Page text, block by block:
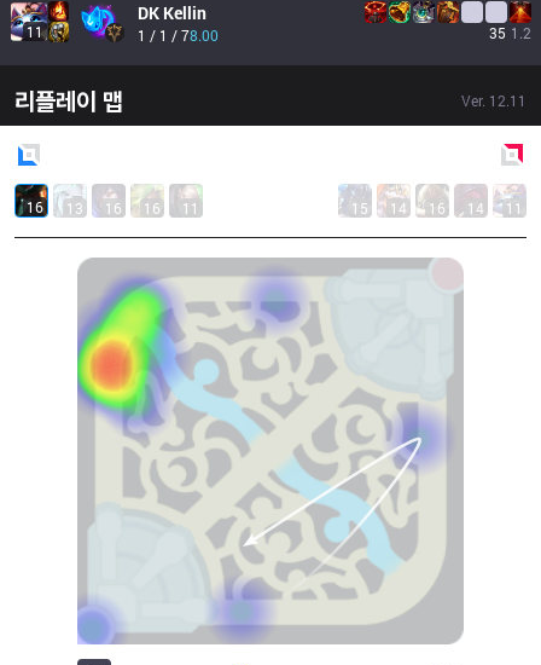
11
DK Kellin
1 / 1 / 78.00 35 1.2
리플레이 맵 Ver. 12.11
16 13 16 16 11 15 14 16 14 11